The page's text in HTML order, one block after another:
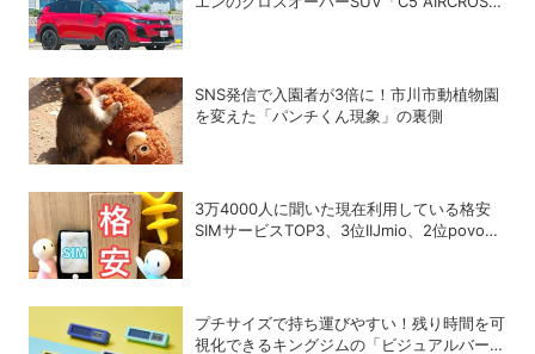
SNS発信で入園者が3倍に！市川市動植物園
を変えた「パンチくん現象」の裏側
3万4000人に聞いた現在利用している格安
SIMサービスTOP3、3位IIJmio、2位povo、
プチサイズで持ち運びやすい！残り時間を可
視化できるキングジムの「ビジュアルバータ